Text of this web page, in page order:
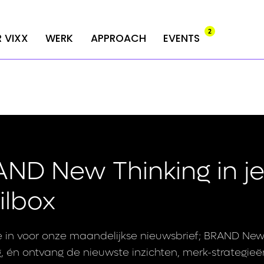
VIXX WERK APPROACH EVENTS 2
VIXX WERK APPROACH EVENTS 2
New Thinking in je
in voor onze maandelijkse nieuwsbrief; BRAND New
én ontvang de nieuwste inzichten, merk-